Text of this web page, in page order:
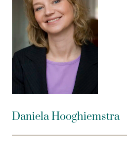
vaart en delen af en toe een
uit.’Nederlandse Staatscourant
‘Selectief inderdaad. Maar
Blokker,
NRC Handelsblad
‘Gauw lezen!’
Youp van ’t Hek,
Daniela Hooghiemstra